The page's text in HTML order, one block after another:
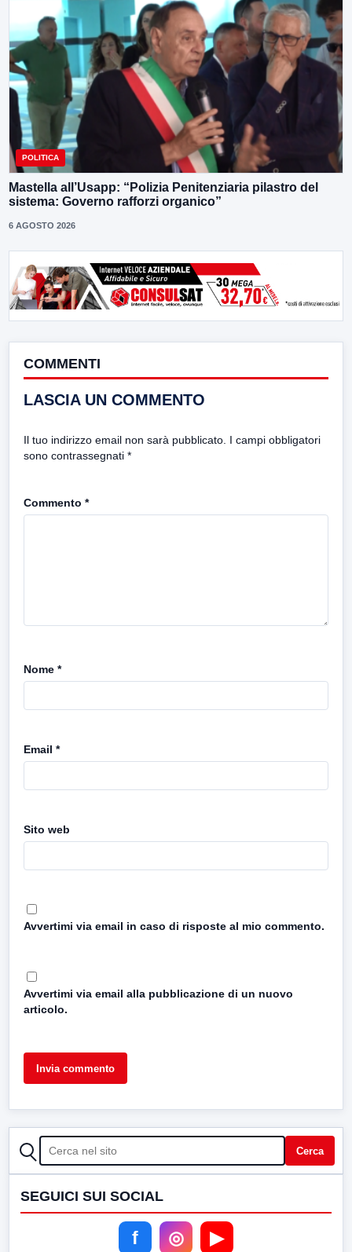
POLITICA
Mastella all’Usapp: “Polizia Penitenziaria pilastro del
sistema: Governo rafforzi organico”
6 AGOSTO 2026
COMMENTI
LASCIA UN COMMENTO
Il tuo indirizzo email non sarà pubblicato. I campi obbligatori
sono contrassegnati *
Commento *
Nome *
Email *
Sito web
Avvertimi via email in caso di risposte al mio commento.
Avvertimi via email alla pubblicazione di un nuovo
articolo.
CERCA Cerca
SEGUICI SUI SOCIAL
f ◎ ▶